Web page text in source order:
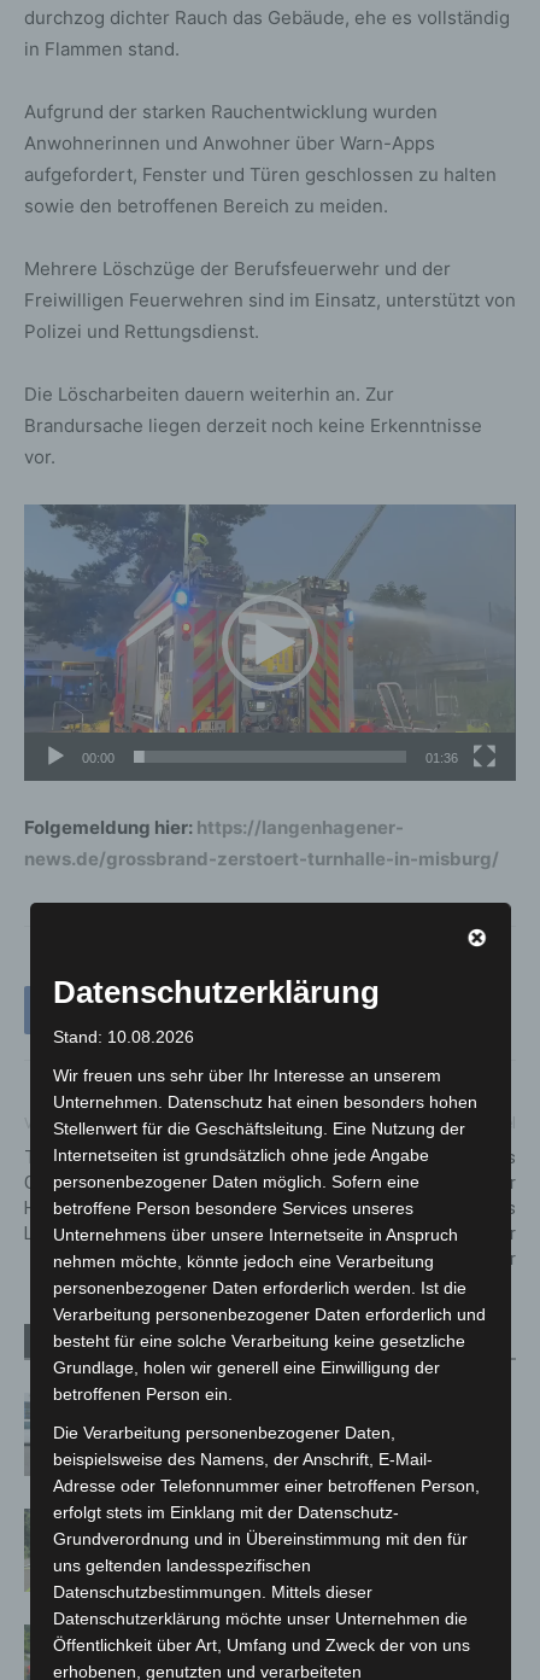
durchzog dichter Rauch das Gebäude, ehe es vollständig
in Flammen stand.
Aufgrund der starken Rauchentwicklung wurden
Anwohnerinnen und Anwohner über Warn-Apps
aufgefordert, Fenster und Türen geschlossen zu halten
sowie den betroffenen Bereich zu meiden.
Mehrere Löschzüge der Berufsfeuerwehr und der
Freiwilligen Feuerwehren sind im Einsatz, unterstützt von
Polizei und Rettungsdienst.
Die Löscharbeiten dauern weiterhin an. Zur
Brandursache liegen derzeit noch keine Erkenntnisse
vor.
Video-
00:00 01:36
Folgemeldung hier: https://langenhagener-
news.de/grossbrand-zerstoert-turnhalle-in-misburg/
Vorheriger Artikel
TSV Havelse erhält Eintrag ins
Goldene Buch der Region
Hannover für Aufstieg in die 3.
Liga
Nächster Artikel
Rotes Kreuz: Neues
Kompetenzzentrum für
Psychosoziales
Krisenmanagement in der
Region Hannover
Verwandte Artikel Mehr vom Autor
Niedersachsen: Feuerwehrkräfte
kehren nach Waldbrandeinsatz aus
Spanien zurück
Brand im „Haus der Begegnung“ in
Neuwarmbüchen schnell eingedämmt
Region Hannover: 21 neue
Notfallsanitäter starten beim Roten
Datenschutzerklärung
Stand: 10.08.2026
Wir freuen uns sehr über Ihr Interesse an unserem
Unternehmen. Datenschutz hat einen besonders hohen
Stellenwert für die Geschäftsleitung. Eine Nutzung der
Internetseiten ist grundsätzlich ohne jede Angabe
personenbezogener Daten möglich. Sofern eine
betroffene Person besondere Services unseres
Unternehmens über unsere Internetseite in Anspruch
nehmen möchte, könnte jedoch eine Verarbeitung
personenbezogener Daten erforderlich werden. Ist die
Verarbeitung personenbezogener Daten erforderlich und
besteht für eine solche Verarbeitung keine gesetzliche
Grundlage, holen wir generell eine Einwilligung der
betroffenen Person ein.
Die Verarbeitung personenbezogener Daten,
beispielsweise des Namens, der Anschrift, E-Mail-
Adresse oder Telefonnummer einer betroffenen Person,
erfolgt stets im Einklang mit der Datenschutz-
Grundverordnung und in Übereinstimmung mit den für
uns geltenden landesspezifischen
Datenschutzbestimmungen. Mittels dieser
Datenschutzerklärung möchte unser Unternehmen die
Öffentlichkeit über Art, Umfang und Zweck der von uns
erhobenen, genutzten und verarbeiteten